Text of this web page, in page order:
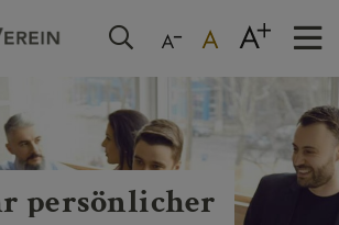
persönlicher